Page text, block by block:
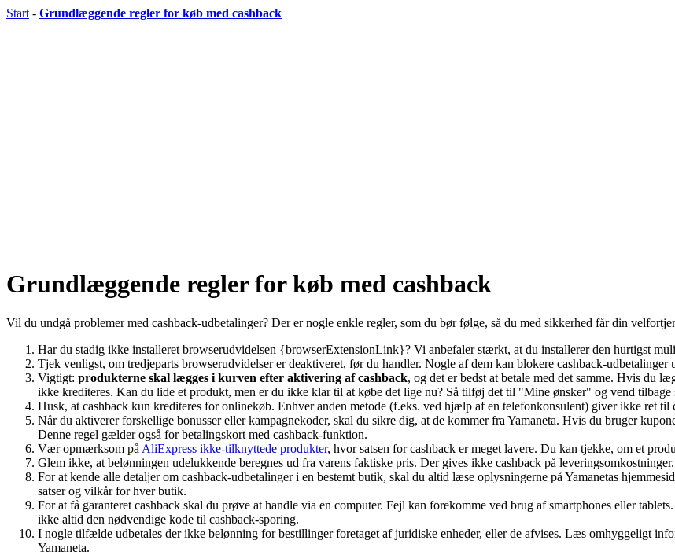
Start - Grundlæggende regler for køb med cashback
Grundlæggende regler for køb med cashback
Vil du undgå problemer med cashback-udbetalinger? Der er nogle enkle regler, som du bør følge, så du med sikkerhed får din
Har du stadig ikke installeret browserudvidelsen {browserExtensionLink}? Vi anbefaler stærkt, at du installerer den hurtigst
Tjek venligst, om tredjeparts browserudvidelser er deaktiveret, før du handler. Nogle af dem kan blokere cashback-udbetalinger
Vigtigt: produkterne skal lægges i kurven efter aktivering af cashback, og det er bedst at betale med det samme. Hvis du
ikke krediteres. Kan du lide et produkt, men er du ikke klar til at købe det lige nu? Så tilføj det til "Mine ønsker" og vend tilbage
Husk, at cashback kun krediteres for onlinekøb. Enhver anden metode (f.eks. ved hjælp af en telefonkonsulent) giver ikke ret til
Når du aktiverer forskellige bonusser eller kampagnekoder, skal du sikre dig, at de kommer fra Yamaneta. Hvis du bruger
Denne regel gælder også for betalingskort med cashback-funktion.
Vær opmærksom på AliExpress ikke-tilknyttede produkter, hvor satsen for cashback er meget lavere. Du kan tjekke, om et
Glem ikke, at belønningen udelukkende beregnes ud fra varens faktiske pris. Der gives ikke cashback på leveringsomkostninger.
For at kende alle detaljer om cashback-udbetalinger i en bestemt butik, skal du altid læse oplysningerne på Yamanetas
satser og vilkår for hver butik.
For at få garanteret cashback skal du prøve at handle via en computer. Fejl kan forekomme ved brug af smartphones eller
ikke altid den nødvendige kode til cashback-sporing.
I nogle tilfælde udbetales der ikke belønning for bestillinger foretaget af juridiske enheder, eller de afvises. Læs omhyggeligt
Yamaneta.